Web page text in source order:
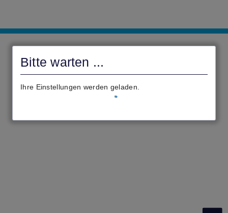
Bitte warten ...
Ihre Einstellungen werden geladen.
Homberg
(Ohm)